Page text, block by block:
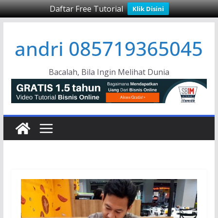
Daftar Free Tutorial Klik Disini
content
andri 085719365045
Bacalah, Bila Ingin Melihat Dunia